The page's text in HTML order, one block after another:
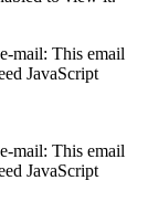
mail: This email
JavaScript
mail: This email
JavaScript